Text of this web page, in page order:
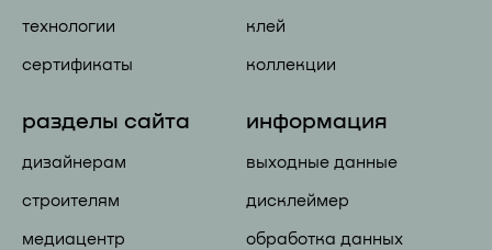
технологии
сертификаты
клей
коллекции
разделы сайта
дизайнерам
строителям
медиацентр
информация
выходные данные
дисклеймер
обработка данных